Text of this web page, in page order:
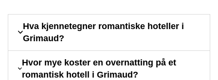
Hva kjennetegner romantiske hoteller i
Grimaud?
Hvor mye koster en overnatting på et
romantisk hotell i Grimaud?